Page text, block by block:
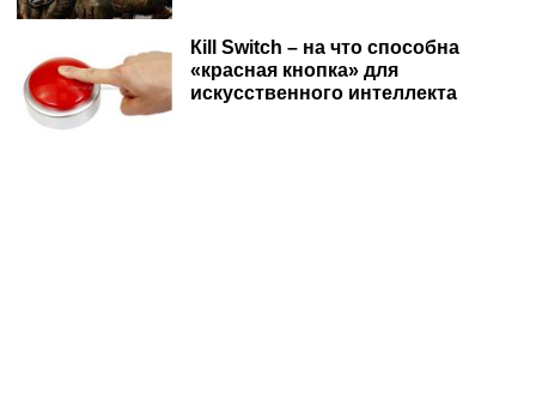
Кill Switch – на что способна
«красная кнопка» для
искусственного интеллекта